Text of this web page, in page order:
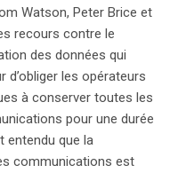
Watson, Peter Brice et
recours contre le
des données qui
d’obliger les opérateurs
à conserver toutes les
pour une durée
entendu que la
communications est